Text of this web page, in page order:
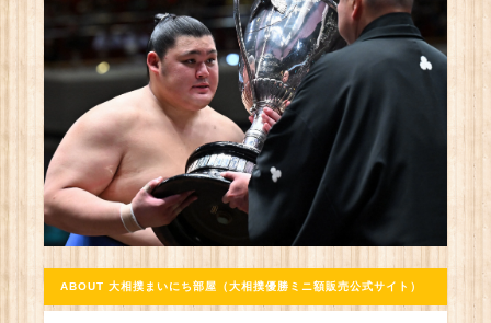
ABOUT 大相撲まいにち部屋（大相撲優勝ミニ額販売公式サイト）